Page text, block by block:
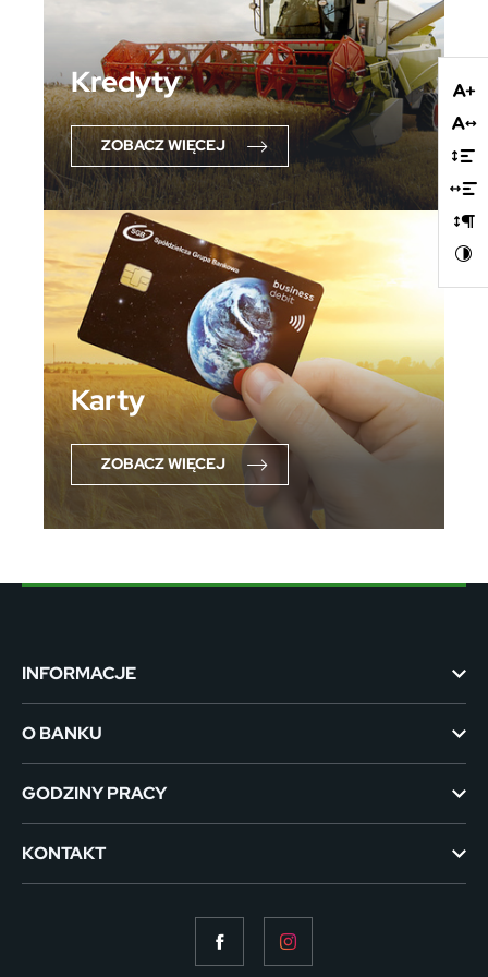
Kredyty
ZOBACZ WIĘCEJ
Karty
ZOBACZ WIĘCEJ
INFORMACJE
O BANKU
GODZINY PRACY
KONTAKT
Firmy te działają w charakterze pośredników prezentujących
nasze treści w postaci wiadomości, ofert, komunikatów mediów
społecznościowych.